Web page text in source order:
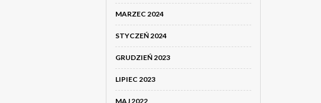
MARZEC 2024
STYCZEŃ 2024
GRUDZIEŃ 2023
LIPIEC 2023
MAJ 2022